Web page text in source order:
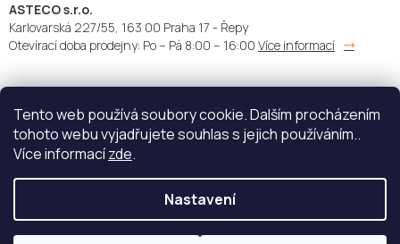
Tento web používá soubory cookie. Dalším procházením
tohoto webu vyjadřujete souhlas s jejich používáním..
Více informacízde.
Nastavení
ASTECO s.r.o.
Karlovarská 227/55, 163 00 Praha 17 - Řepy
Otevírací doba prodejny: Po – Pá 8:00 – 16:00 Více informací
Doprava: Platba:
STŘÍKACÍ TECHNIKA - ASTECO s.r.o.
práva vyhrazena.Upravit nastavení cookies